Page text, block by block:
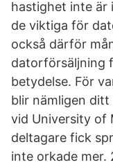
hastighet inte är
de viktiga för
också därför
datorförsäljning
betydelse. För
blir nämligen
vid University of
deltagare fick
inte orkade mer.